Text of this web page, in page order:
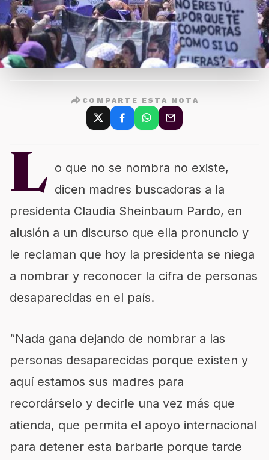
COMPARTE ESTA NOTA
L o que no se nombra no existe,
dicen madres buscadoras a la
presidenta Claudia Sheinbaum Pardo, en
alusión a un discurso que ella pronuncio y
le reclaman que hoy la presidenta se niega
a nombrar y reconocer la cifra de personas
desaparecidas en el país.
“Nada gana dejando de nombrar a las
personas desaparecidas porque existen y
aquí estamos sus madres para
recordárselo y decirle una vez más que
atienda, que permita el apoyo internacional
para detener esta barbarie porque tarde